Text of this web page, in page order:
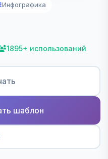
Инфографика
1895+ использований
шаблон